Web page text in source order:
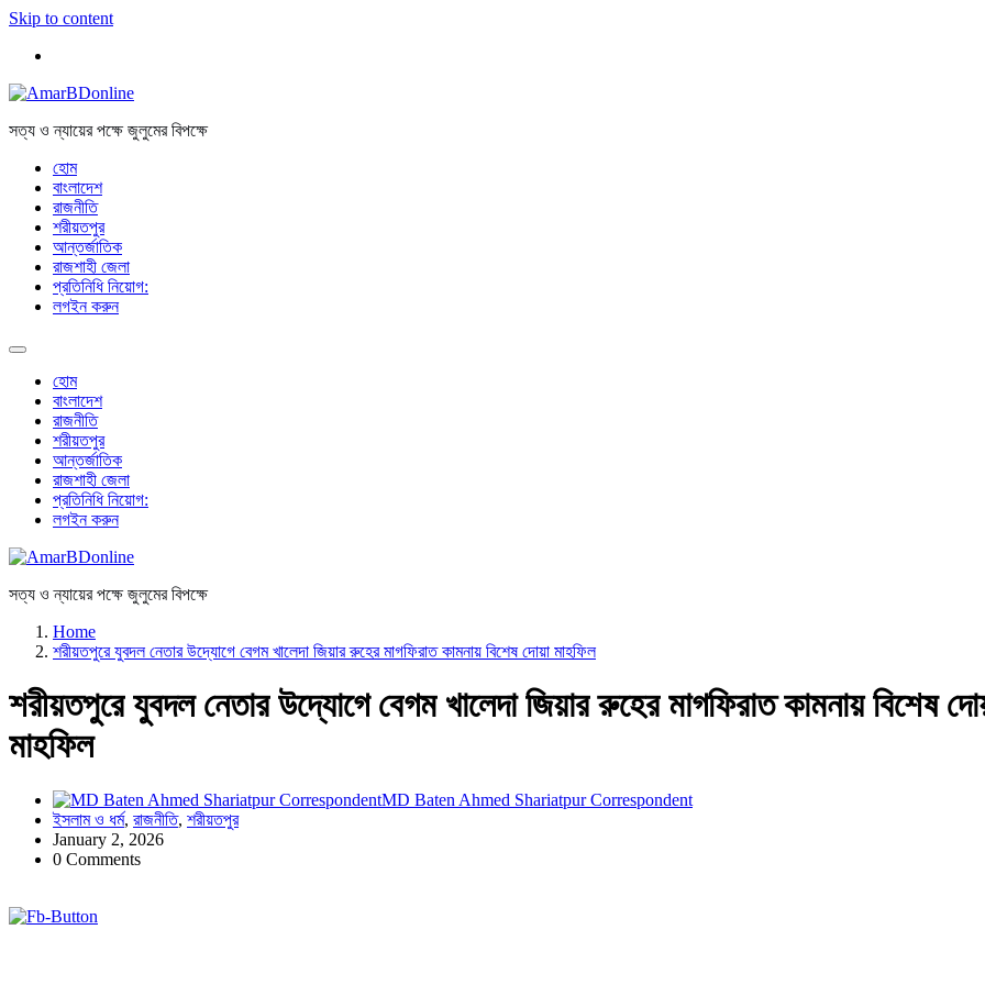
Skip to content
সত্য ও ন্যায়ের পক্ষে জুলুমের বিপক্ষে
হোম
বাংলাদেশ
রাজনীতি
শরীয়তপুর
আন্তর্জাতিক
রাজশাহী জেলা
প্রতিনিধি নিয়োগ:
লগইন করুন
হোম
বাংলাদেশ
রাজনীতি
শরীয়তপুর
আন্তর্জাতিক
রাজশাহী জেলা
প্রতিনিধি নিয়োগ:
লগইন করুন
সত্য ও ন্যায়ের পক্ষে জুলুমের বিপক্ষে
Home
শরীয়তপুরে যুবদল নেতার উদ্যোগে বেগম খালেদা জিয়ার রুহের মাগফিরাত কামনায় বিশেষ দোয়া মাহফিল
শরীয়তপুরে যুবদল নেতার উদ্যোগে বেগম খালেদা জিয়ার রুহের মাগফিরাত কামনায় বিশেষ
মাহফিল
MD Baten Ahmed Shariatpur Correspondent
ইসলাম ও ধর্ম, রাজনীতি, শরীয়তপুর
January 2, 2026
0 Comments